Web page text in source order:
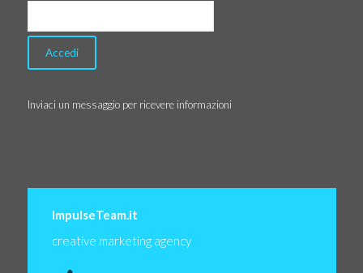
Inviaci un messaggio per ricevere informazioni
ImpulseTeam.it
creative marketing agency